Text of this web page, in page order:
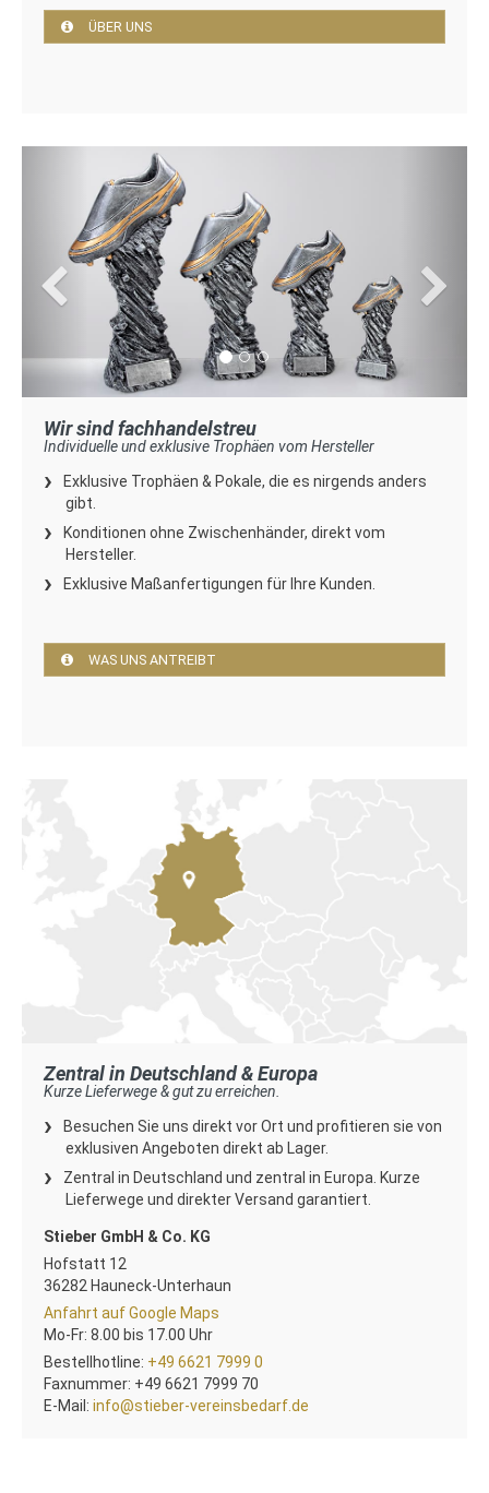
ÜBER UNS
Wir sind fachhandelstreu
Individuelle und exklusive Trophäen vom Hersteller
Exklusive Trophäen & Pokale, die es nirgends anders
gibt.
Konditionen ohne Zwischenhänder, direkt vom
Hersteller.
Exklusive Maßanfertigungen für Ihre Kunden.
WAS UNS ANTREIBT
Zentral in Deutschland & Europa
Kurze Lieferwege & gut zu erreichen.
Besuchen Sie uns direkt vor Ort und proﬁtieren sie von
exklusiven Angeboten direkt ab Lager.
Zentral in Deutschland und zentral in Europa. Kurze
Lieferwege und direkter Versand garantiert.
Stieber GmbH & Co. KG
Deutschlands
grösster
und
Großhändler
für
Vereinsbedarf
Hofstatt 12
36282 Hauneck-Unterhaun
Deutschland,
Hessen
Anfahrt
auf
Google
Maps
Anfahrt auf Google Maps
Öffnungszeiten
Mo-Fr: 8.00 bis 17.00 Uhr
Bestellhotline: +49 6621 7999 0
Faxnummer: +49 6621 7999 70
E-Mail: info@stieber-vereinsbedarf.de